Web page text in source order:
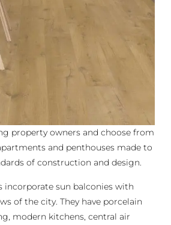
property owners and choose from
and penthouses made to
of construction and design.
incorporate sun balconies with
of the city. They have porcelain
modern kitchens, central air